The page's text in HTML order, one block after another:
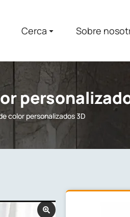
Cerca Sobre
color personalizados 3D